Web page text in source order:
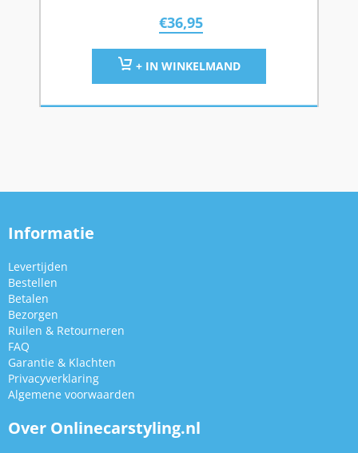
€36,95
+ IN WINKELMAND
Informatie
Levertijden
Bestellen
Betalen
Bezorgen
Ruilen & Retourneren
FAQ
Garantie & Klachten
Privacyverklaring
Algemene voorwaarden
Over Onlinecarstyling.nl